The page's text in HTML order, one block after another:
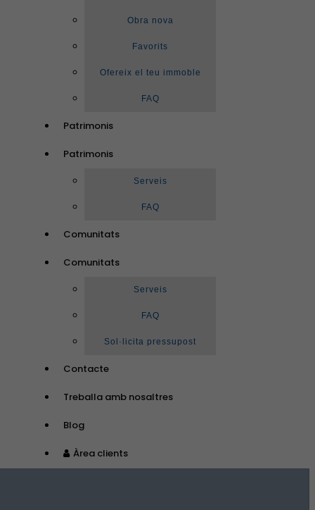
Obra nova
Favorits
Ofereix el teu immoble
FAQ
Patrimonis
Patrimonis
Serveis
FAQ
Comunitats
Comunitats
Serveis
FAQ
Sol·licita pressupost
Contacte
Treballa amb nosaltres
Blog
Àrea clients